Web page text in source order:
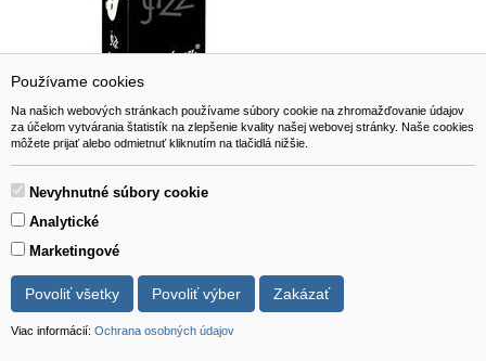
Používame cookies
Na našich webových stránkach používame súbory cookie na zhromažďovanie údajov
za účelom vytvárania štatistík na zlepšenie kvality našej webovej stránky. Naše cookies
môžete prijať alebo odmietnuť kliknutím na tlačidlá nižšie.
Nevyhnutné súbory cookie
Analytické
Marketingové
Povoliť všetky Povoliť výber Zakázať
Viac informácií: Ochrana osobných údajov
Vandoren ZZ Tenor Sax
13,20 EUR
Viac info